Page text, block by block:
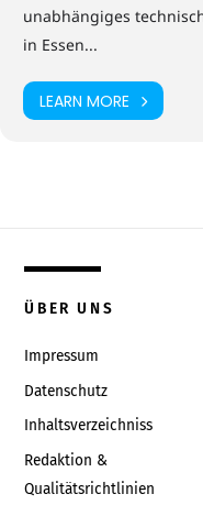
unabhängiges
in Essen...
LEARN MORE
ÜBER UNS
Impressum
Datenschutz
Inhaltsverzeichniss
Redaktion &
Qualitätsrichtlinien